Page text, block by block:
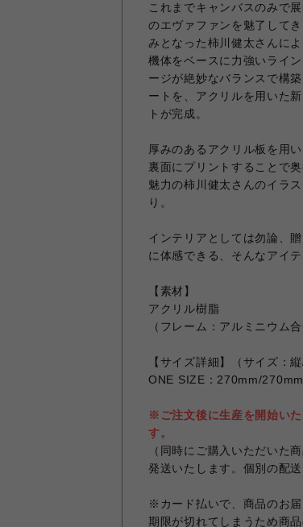
これまでキャンバスのみで
のエヴァファンを魅了して
みとなった柿川健太さんに
機体をベースに力強いライ
ージが絶妙なバランスで構
ートを、アクリルを用いた
トが完成。
厚みのあるアクリル板を用
裏面にプリントすることで
魅力の柿川健太さんのイラ
り。
インテリアとしては勿論、
に体感できる、そんなアイ
【素材】
アクリル樹脂
（フレーム：アルミニウム合
【サイズ詳細】（サイズ：縦
ONE SIZE：270mm/270mm
※ご注文後に生産を開始い
す。
（同時にご購入いただいた
発送いたします。個別の配
※カード払いで、商品のお
期限が切れてしまうため商